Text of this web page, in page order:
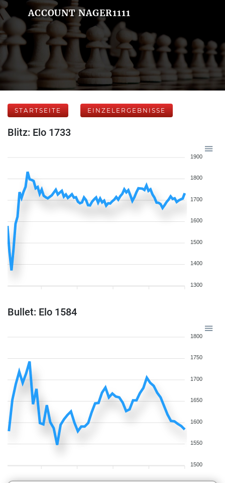
ACCOUNT NAGER1111
STARTSEITE EINZELERGEBNISSE
Blitz: Elo 1733
1900
1800
1700
1600
1500
1400
1300
Bullet: Elo 1584
1800
1750
1700
1650
1600
1550
1500